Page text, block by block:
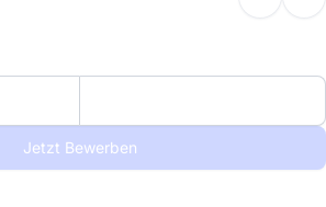
Jetzt Bewerben